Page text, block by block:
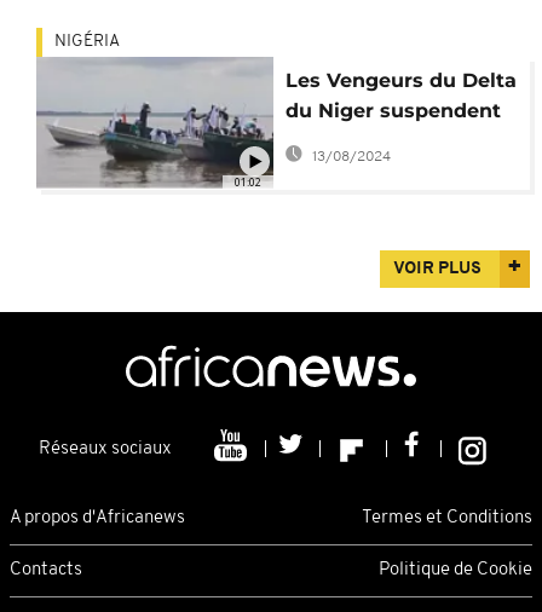
01:02
NIGÉRIA
Les Vengeurs du Delta
du Niger suspendent
leur compte Twitter
13/08/2024
VOIR PLUS
Réseaux sociaux
A propos d'Africanews Termes et Conditions
Contacts Politique de Cookie